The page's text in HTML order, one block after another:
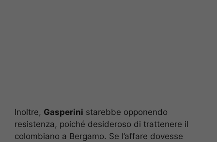
Inoltre, Gasperini starebbe opponendo
resistenza, poiché desideroso di trattenere il
colombiano a Bergamo. Se l’affare dovesse